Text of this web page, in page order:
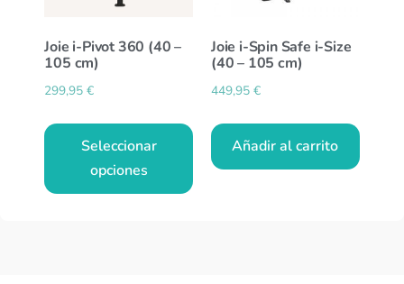
Joie i-Pivot 360 (40 –
105 cm)
299,95€
Seleccionar
opciones
Joie i-Spin Safe i-Size
(40 – 105 cm)
449,95 €
Añadir al carrito